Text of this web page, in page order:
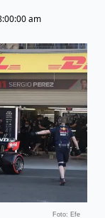
am
Foto: Efe